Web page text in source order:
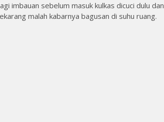
imbauan sebelum masuk kulkas dicuci dulu dan
malah kabarnya bagusan di suhu ruang.